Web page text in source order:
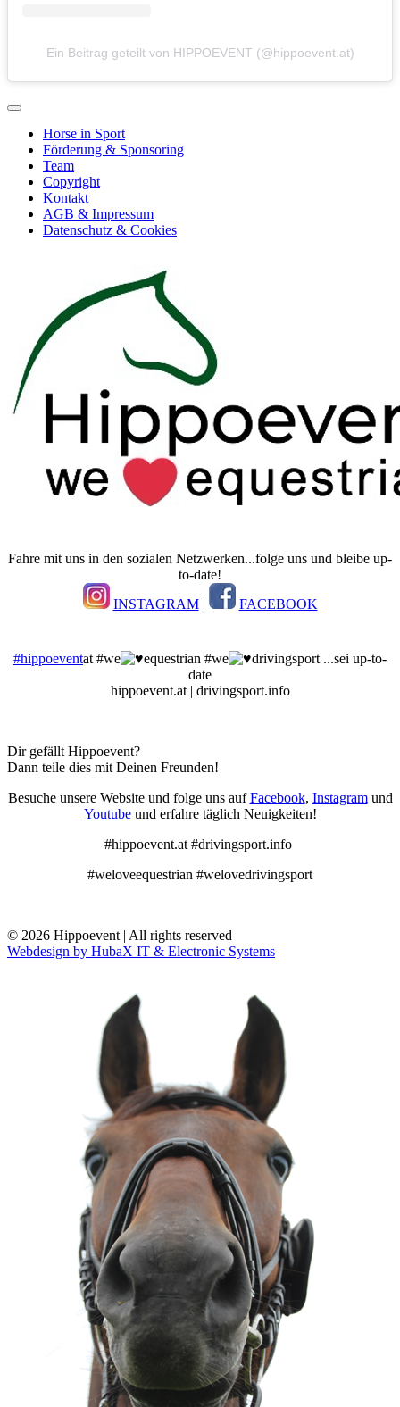
Ein Beitrag geteilt von HIPPOEVENT (@hippoevent.at)
Horse in Sport
Förderung & Sponsoring
Team
Copyright
Kontakt
AGB & Impressum
Datenschutz & Cookies
Fahre mit uns in den sozialen Netzwerken...folge uns und bleibe up-
to-date!
INSTAGRAM| FACEBOOK
#hippoeventat #we equestrian #we
drivingsport ...sei up-to-
date
hippoevent.at | drivingsport.info
Dir gefällt Hippoevent?
Dann teile dies mit Deinen Freunden!
Besuche unsere Website und folge uns aufFacebook, Instagramund
Youtubeund erfahre täglich Neuigkeiten!
#hippoevent.at #drivingsport.info
#weloveequestrian #welovedrivingsport
© 2026 Hippoevent | All rights reserved
Webdesign by HubaX IT & Electronic Systems